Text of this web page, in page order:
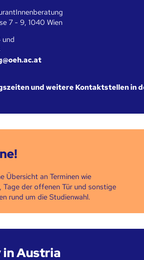
7 - 9, 1040 Wien
und weitere Kontaktstellen in
Übersicht an Terminen wie
Tage der offenen Tür und sonstige
rund um die Studienwahl.
in Austria